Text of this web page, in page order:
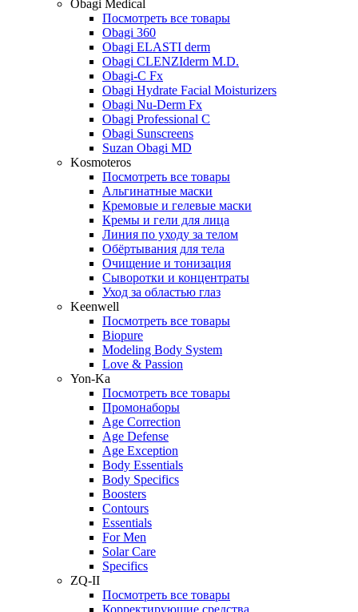
Obagi Medical
Посмотреть все товары
Obagi 360
Obagi ELASTI derm
Obagi CLENZIderm M.D.
Obagi-C Fx
Obagi Hydrate Facial Moisturizers
Obagi Nu-Derm Fx
Obagi Professional C
Obagi Sunscreens
Suzan Obagi MD
Kosmoteros
Посмотреть все товары
Альгинатные маски
Кремовые и гелевые маски
Кремы и гели для лица
Линия по уходу за телом
Обёртывания для тела
Очищение и тонизация
Сыворотки и концентраты
Уход за областью глаз
Keenwell
Посмотреть все товары
Biopure
Modeling Body System
Love & Passion
Yon-Ka
Посмотреть все товары
Промонаборы
Age Correction
Age Defense
Age Exception
Body Essentials
Body Specifics
Boosters
Contours
Essentials
For Men
Solar Care
Specifics
ZQ-II
Посмотреть все товары
Корректирующие средства